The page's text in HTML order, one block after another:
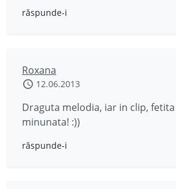
răspunde-i
Roxana
12.06.2013
Draguta melodia, iar in clip,
minunata! :))
răspunde-i